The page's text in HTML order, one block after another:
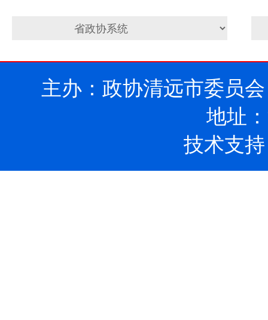
主办：政协清远市委员
地址
技术支